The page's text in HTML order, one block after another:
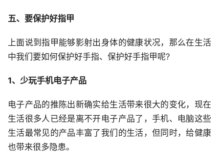
五、要保护好指甲
上面说到指甲能够影射出身体的健康状况，那么在生活
中我们要如何保护好手指、保护好手指甲呢?
1、少玩手机电子产品
电子产品的推陈出新确实给生活带来很大的变化，现在
生活很多人已经是离不开电子产品了，手机、电脑这些
生活最常见的产品丰富了我们的生活，但同时，给健康
也带来很多隐患。